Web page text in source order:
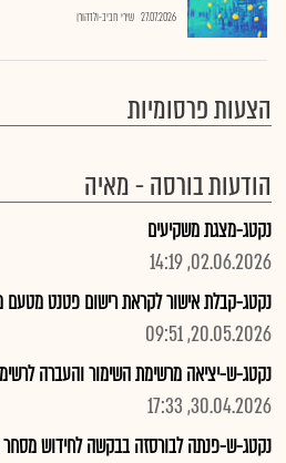
27.07.2026 שירי חביב-ולדהורן
הצעות פרסומיות
הודעות בורסה - מאיה
נקטג-מצגת משקיעים
02.06.2026, 14:19
נקטג-קבלת אישור לקראת רישום פטנט
20.05.2026, 09:51
נקטג-ש-יציאה מרשימת השימור והעברה לרשימה
30.04.2026, 17:33
נקטג-ש-פנתה לבורסזה בבקשה לחידוש